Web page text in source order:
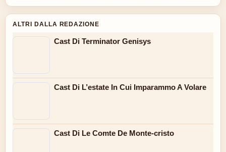
ALTRI DALLA REDAZIONE
Cast Di Terminator Genisys
Cast Di L’estate In Cui Imparammo A Volare
Cast Di Le Comte De Monte-cristo